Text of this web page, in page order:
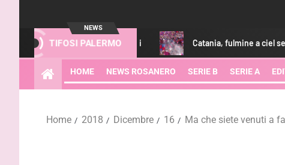
NEWS
TIFOSI PALERMO
aumentare i ricavi Catania, fulmine a ciel sereno:
HOME NEWS ROSANERO SERIE B SERIE A
Home 2018 Dicembre 16 Ma che siete venuti a